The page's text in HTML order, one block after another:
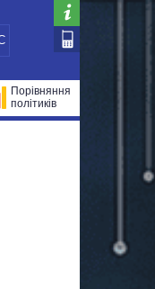
Порівняння
політиків